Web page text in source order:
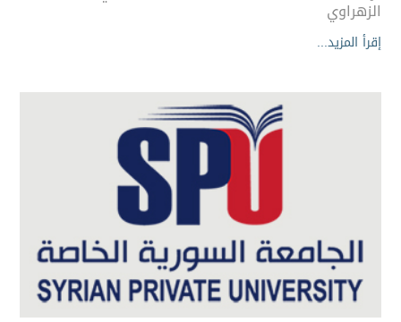
الزهراوي
إقرأ المزيد...